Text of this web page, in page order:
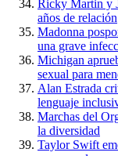
Ricky Martin y
años de relación
Madonna
una grave
Michigan
sexual para
Alan Estrada
lenguaje
Marchas del
la diversidad
Taylor Swift